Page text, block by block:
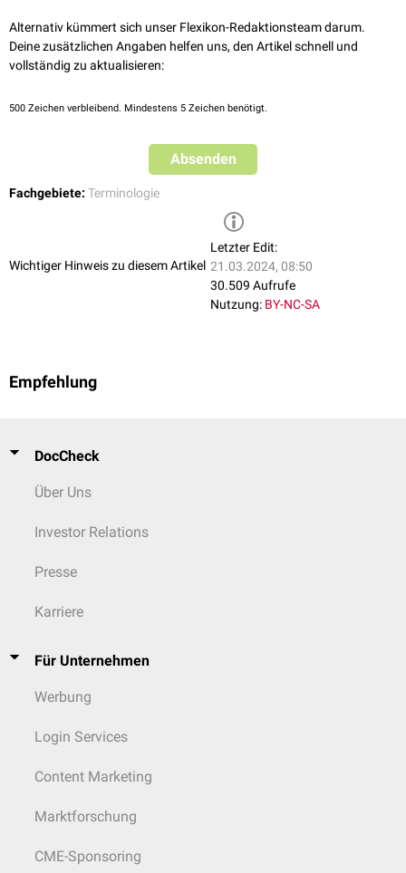
Alternativ kümmert sich unser Flexikon-Redaktionsteam darum.
Deine zusätzlichen Angaben helfen uns, den Artikel schnell und
vollständig zu aktualisieren:
500 Zeichen verbleibend. Mindestens 5 Zeichen benötigt.
Absenden
Fachgebiete: Terminologie
Wichtiger Hinweis zu diesem Artikel
Letzter Edit:
21.03.2024, 08:50
30.509 Aufrufe
Nutzung: BY-NC-SA
Empfehlung
DocCheck
Über Uns
Investor Relations
Presse
Karriere
Für Unternehmen
Werbung
Login Services
Content Marketing
Marktforschung
CME-Sponsoring